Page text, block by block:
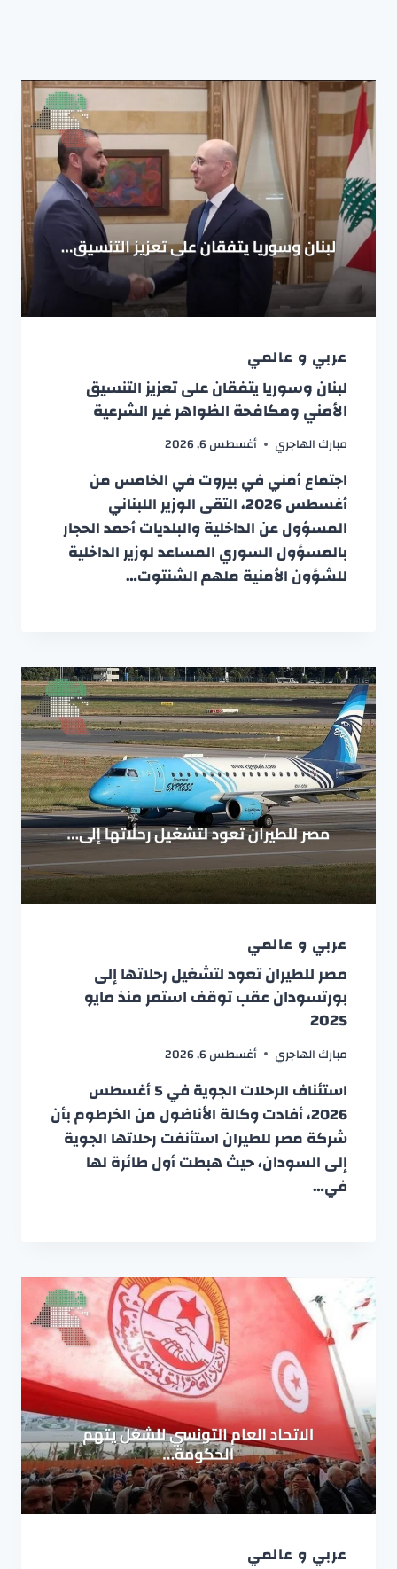
عربي و عالمي
لبنان وسوريا يتفقان على تعزيز التنسيق
الأمني ومكافحة الظواهر غير الشرعية
مبارك الهاجري أغسطس 6, 2026
اجتماع أمني في بيروت في الخامس من
أغسطس 2026، التقى الوزير اللبناني
المسؤول عن الداخلية والبلديات أحمد الحجار
بالمسؤول السوري المساعد لوزير الداخلية
للشؤون الأمنية ملهم الشنتوت…
عربي و عالمي
مصر للطيران تعود لتشغيل رحلاتها إلى
بورتسودان عقب توقف استمر منذ مايو
2025
مبارك الهاجري أغسطس 6, 2026
استئناف الرحلات الجوية في 5 أغسطس
2026، أفادت وكالة الأناضول من الخرطوم بأن
شركة مصر للطيران استأنفت رحلاتها الجوية
إلى السودان، حيث هبطت أول طائرة لها
في…
عربي و عالمي